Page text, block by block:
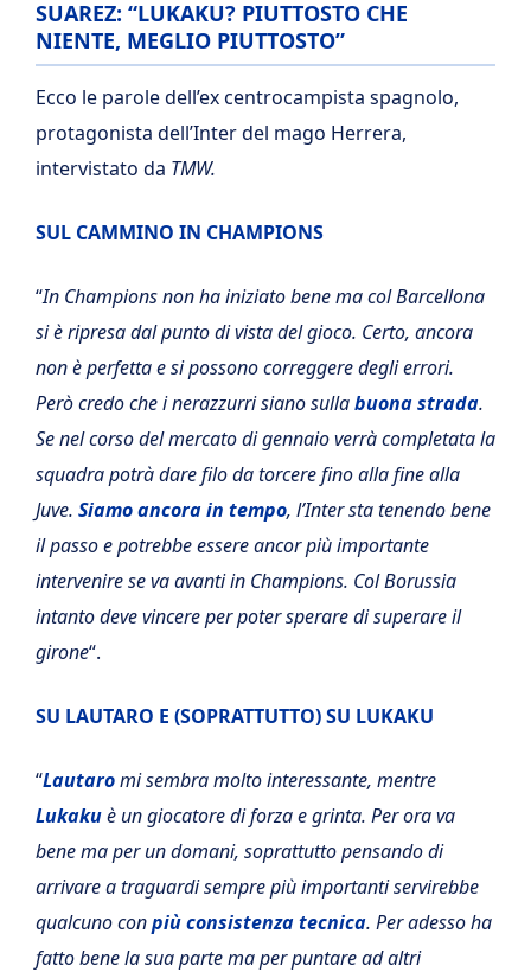
SUAREZ: “LUKAKU? PIUTTOSTO CHE
NIENTE, MEGLIO PIUTTOSTO”
Ecco le parole dell’ex centrocampista spagnolo,
protagonista dell’Inter del mago Herrera,
intervistato da TMW.
SUL CAMMINO IN CHAMPIONS
“In Champions non ha iniziato bene ma col Barcellona
si è ripresa dal punto di vista del gioco. Certo, ancora
non è perfetta e si possono correggere degli errori.
Però credo che i nerazzurri siano sullabuona strada.
Se nel corso del mercato di gennaio verrà completata la
squadra potrà dare filo da torcere fino alla fine alla
Juve. Siamo ancora in tempo, l’Inter sta tenendo bene
il passo e potrebbe essere ancor più importante
intervenire se va avanti in Champions. Col Borussia
intanto deve vincere per poter sperare di superare il
girone“.
SU LAUTARO E (SOPRATTUTTO) SU LUKAKU
“Lautaromi sembra molto interessante, mentre
Lukakuè un giocatore di forza e grinta. Per ora va
bene ma per un domani, soprattutto pensando di
arrivare a traguardi sempre più importanti servirebbe
qualcuno conpiù consistenza tecnica. Per adesso ha
fatto bene la sua parte ma per puntare ad altri